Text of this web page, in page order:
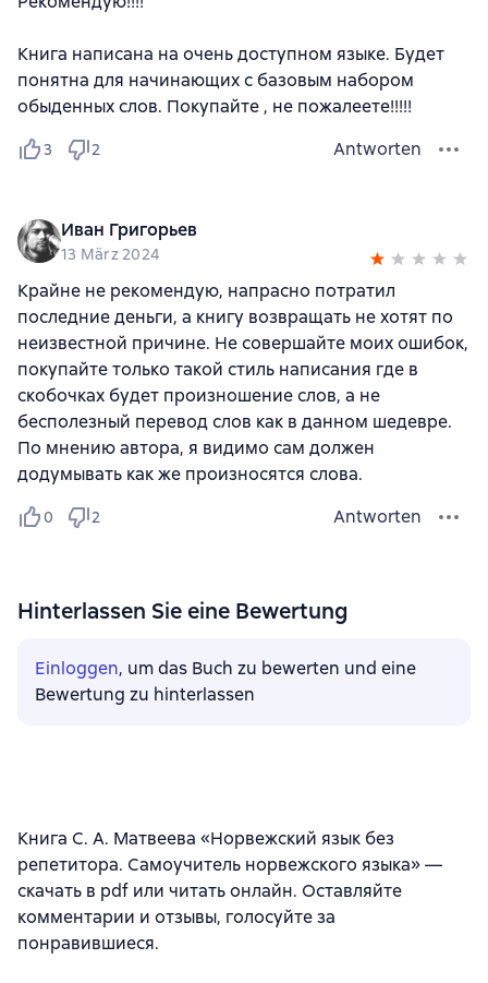
Книга написана на очень доступном языке. Будет
понятна для начинающих с базовым набором
обыденных слов. Покупайте , не пожалеете!!!!!
3 2 Antworten
Иван Григорьев
13 März 2024
Крайне не рекомендую, напрасно потратил
последние деньги, а книгу возвращать не хотят по
неизвестной причине. Не совершайте моих ошибок,
покупайте только такой стиль написания где в
скобочках будет произношение слов, а не
бесполезный перевод слов как в данном шедевре.
По мнению автора, я видимо сам должен
додумывать как же произносятся слова.
0 2 Antworten
Hinterlassen Sie eine Bewertung
Einloggen, um das Buch zu bewerten und eine
Bewertung zu hinterlassen
Книга С. А. Матвеева «Норвежский язык без
репетитора. Самоучитель норвежского языка» —
скачать в pdf или читать онлайн. Оставляйте
комментарии и отзывы, голосуйте за
понравившиеся.